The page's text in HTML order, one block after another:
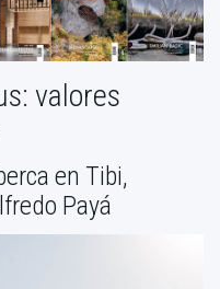
valores
en Tibi,
Payá